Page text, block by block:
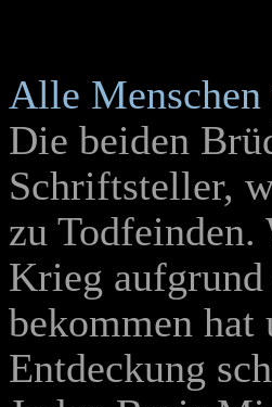
Alle
Die beiden
Schriftsteller,
zu Todfeinden.
Krieg aufgrund
bekommen
Entdeckung